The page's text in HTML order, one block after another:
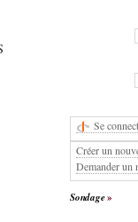
Se
Créer un
Demander un
Sondage